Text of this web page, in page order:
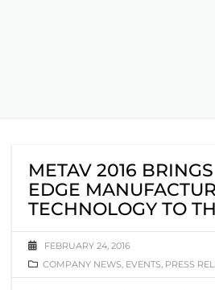
METAV 2016
EDGE
TECHNOLOGY TO
FEBRUARY 24, 2016
COMPANY NEWS, EVENTS, PRESS